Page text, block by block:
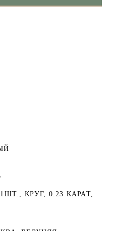
КРУГ, 0.23 КАРАТ,